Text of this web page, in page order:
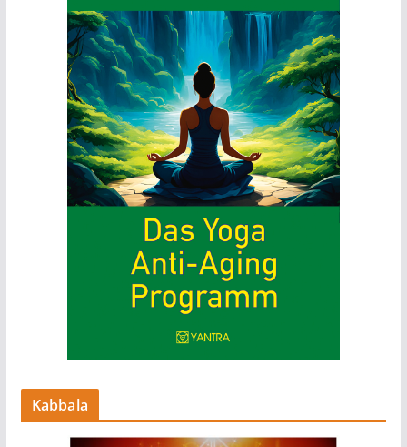
Kabbala